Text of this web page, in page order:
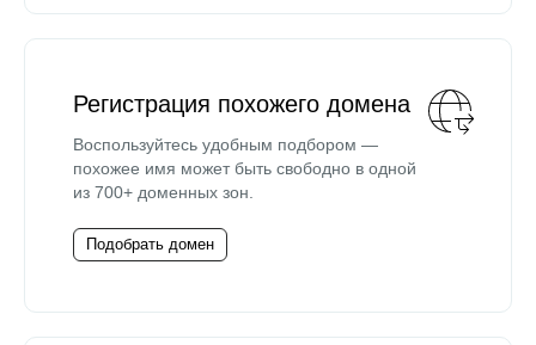
Регистрация похожего домена
Воспользуйтесь удобным подбором —
похожее имя может быть свободно в одной
из 700+ доменных зон.
Подобрать домен